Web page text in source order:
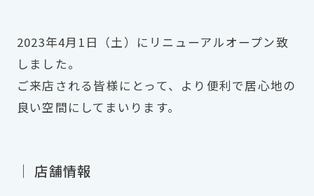
2023年4月1日（土）にリニューアルオープン致
しました。
ご来店される皆様にとって、より便利で居心地の
良い空間にしてまいります。
｜ 店舗情報